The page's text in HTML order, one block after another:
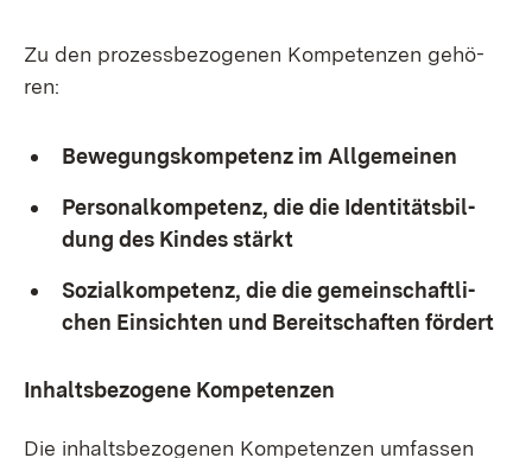
Zu den pro­zess­be­zo­ge­nen Kom­pe­ten­zen ge­hö­
ren:
Be­we­gungs­kom­pe­tenz im All­ge­mei­nen
Per­so­nal­kom­pe­tenz, die die Iden­ti­täts­bil­
dung des Kin­des stärkt
So­zi­al­kom­pe­tenz, die die ge­mein­schaft­li­
chen Ein­sich­ten und Be­reit­schaf­ten för­dert
In­halts­be­zo­ge­ne Kom­pe­ten­zen
Die in­halts­be­zo­ge­nen Kom­pe­ten­zen um­fas­sen